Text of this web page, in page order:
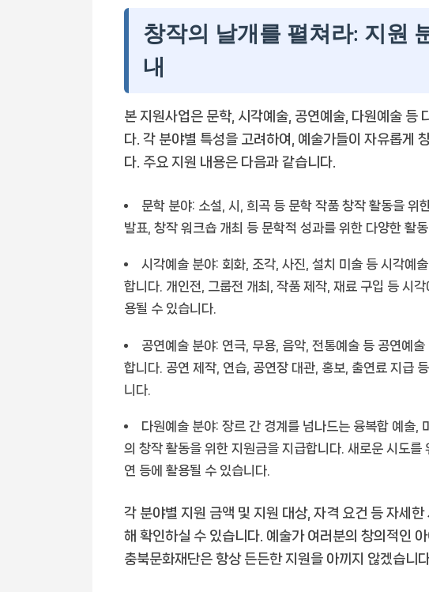
창작의 날개를 펼쳐라: 지원
내
본 지원사업은 문학, 시각예술, 공연예술, 다원예술 등
다. 각 분야별 특성을 고려하여, 예술가들이 자유롭게
다. 주요 지원 내용은 다음과 같습니다.
문학 분야: 소설, 시, 희곡 등 문학 작품 창작 활동을 위
발표, 창작 워크숍 개최 등 문학적 성과를 위한 다양한 활
시각예술 분야: 회화, 조각, 사진, 설치 미술 등 시각예
합니다. 개인전, 그룹전 개최, 작품 제작, 재료 구입 등 시
용될 수 있습니다.
공연예술 분야: 연극, 무용, 음악, 전통예술 등 공연예
합니다. 공연 제작, 연습, 공연장 대관, 홍보, 출연료 지급
니다.
다원예술 분야: 장르 간 경계를 넘나드는 융복합 예술,
의 창작 활동을 위한 지원금을 지급합니다. 새로운 시도를
연 등에 활용될 수 있습니다.
각 분야별 지원 금액 및 지원 대상, 자격 요건 등 자세
해 확인하실 수 있습니다. 예술가 여러분의 창의적인
충북문화재단은 항상 든든한 지원을 아끼지 않겠습니